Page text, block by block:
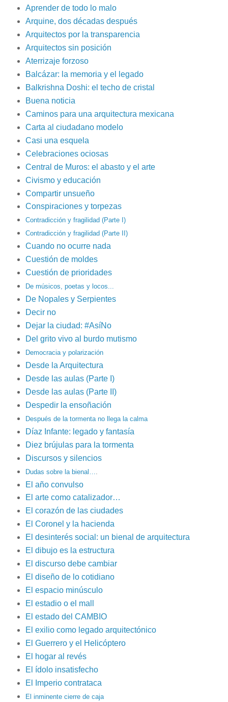
Aprender de todo lo malo
Arquine, dos décadas después
Arquitectos por la transparencia
Arquitectos sin posición
Aterrizaje forzoso
Balcázar: la memoria y el legado
Balkrishna Doshi: el techo de cristal
Buena noticia
Caminos para una arquitectura mexicana
Carta al ciudadano modelo
Casi una esquela
Celebraciones ociosas
Central de Muros: el abasto y el arte
Civismo y educación
Compartir unsueño
Conspiraciones y torpezas
Contradicción y fragilidad (Parte I)
Contradicción y fragilidad (Parte II)
Cuando no ocurre nada
Cuestión de moldes
Cuestión de prioridades
De músicos, poetas y locos...
De Nopales y Serpientes
Decir no
Dejar la ciudad: #AsíNo
Del grito vivo al burdo mutismo
Democracia y polarización
Desde la Arquitectura
Desde las aulas (Parte I)
Desde las aulas (Parte II)
Despedir la ensoñación
Después de la tormenta no llega la calma
Díaz Infante: legado y fantasía
Diez brújulas para la tormenta
Discursos y silencios
Dudas sobre la bienal…
El año convulso
El arte como catalizador…
El corazón de las ciudades
El Coronel y la hacienda
El desinterés social: un bienal de arquitectura
El dibujo es la estructura
El discurso debe cambiar
El diseño de lo cotidiano
El espacio minúsculo
El estadio o el mall
El estado del CAMBIO
El exilio como legado arquitectónico
El Guerrero y el Helicóptero
El hogar al revés
El ídolo insatisfecho
El Imperio contrataca
El inminente cierre de caja